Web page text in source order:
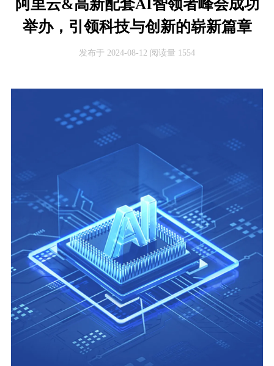
阿里云&高新配套AI智领者峰会成功
举办，引领科技与创新的崭新篇章
发布于 2024-08-12 阅读量 1554